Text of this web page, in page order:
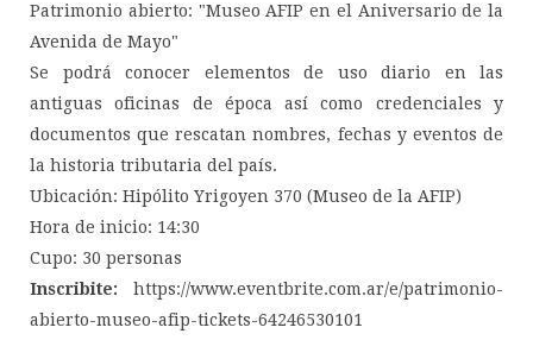
Patrimonio abierto: "Museo AFIP en el Aniversario de la
Avenida de Mayo"
Se podrá conocer elementos de uso diario en las
antiguas oficinas de época así como credenciales y
documentos que rescatan nombres, fechas y eventos de
la historia tributaria del país.
Ubicación: Hipólito Yrigoyen 370 (Museo de la AFIP)
Hora de inicio: 14:30
Cupo: 30 personas
Inscribite: https://www.eventbrite.com.ar/e/patrimonio-
abierto-museo-afip-tickets-64246530101